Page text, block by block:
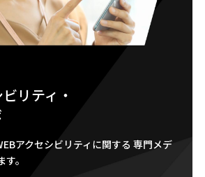
リティ・
アクセシビリティに関する 専門メデ
。